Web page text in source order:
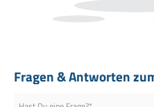
Fragen & Antworten